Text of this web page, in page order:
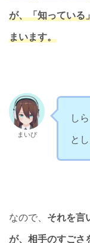
が、「知っている
まいます。
まいぴ
し
と
なので、 それを言
が、相手のすごさ